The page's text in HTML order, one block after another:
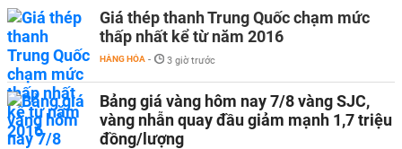
Giá thép thanh Trung Quốc chạm mức
thấp nhất kể từ năm 2016
HÀNG HÓA - 3 giờ trước
Bảng giá vàng hôm nay 7/8 vàng SJC,
vàng nhẫn quay đầu giảm mạnh 1,7 triệu
đồng/lượng